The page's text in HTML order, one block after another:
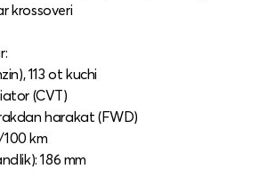
krossoveri
113 ot kuchi
(CVT)
harakat (FWD)
100 km
186 mm